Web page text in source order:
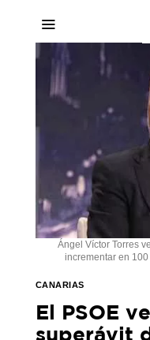
Ángel Víctor Torres
incrementar en
CANARIAS
El PSOE
superávit